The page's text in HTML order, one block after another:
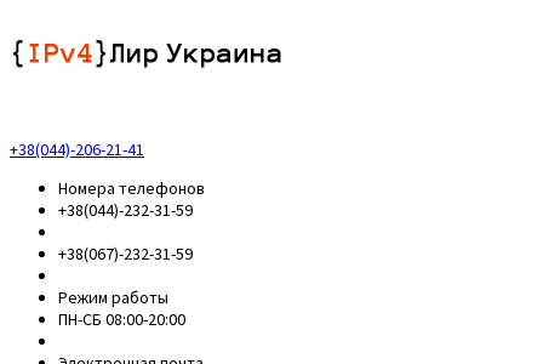
+38(044)-206-21-41
Номера телефонов
+38(044)-232-31-59
+38(067)-232-31-59
Режим работы
ПН-СБ 08:00-20:00